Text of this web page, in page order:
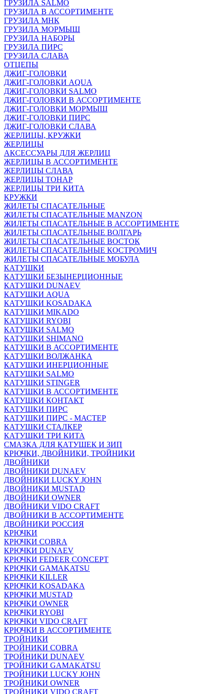
ГРУЗИЛА SALMO
ГРУЗИЛА В АССОРТИМЕНТЕ
ГРУЗИЛА МНК
ГРУЗИЛА МОРМЫШ
ГРУЗИЛА НАБОРЫ
ГРУЗИЛА ПИРС
ГРУЗИЛА СЛАВА
ОТЦЕПЫ
ДЖИГ-ГОЛОВКИ
ДЖИГ-ГОЛОВКИ AQUA
ДЖИГ-ГОЛОВКИ SALMO
ДЖИГ-ГОЛОВКИ В АССОРТИМЕНТЕ
ДЖИГ-ГОЛОВКИ МОРМЫШ
ДЖИГ-ГОЛОВКИ ПИРС
ДЖИГ-ГОЛОВКИ СЛАВА
ЖЕРЛИЦЫ, КРУЖКИ
ЖЕРЛИЦЫ
АКСЕССУАРЫ ДЛЯ ЖЕРЛИЦ
ЖЕРЛИЦЫ В АССОРТИМЕНТЕ
ЖЕРЛИЦЫ СЛАВА
ЖЕРЛИЦЫ ТОНАР
ЖЕРЛИЦЫ ТРИ КИТА
КРУЖКИ
ЖИЛЕТЫ СПАСАТЕЛЬНЫЕ
ЖИЛЕТЫ СПАСАТЕЛЬНЫЕ MANZON
ЖИЛЕТЫ СПАСАТЕЛЬНЫЕ В АССОРТИМЕНТЕ
ЖИЛЕТЫ СПАСАТЕЛЬНЫЕ ВОЛГАРЬ
ЖИЛЕТЫ СПАСАТЕЛЬНЫЕ ВОСТОК
ЖИЛЕТЫ СПАСАТЕЛЬНЫЕ КОСТРОМИЧ
ЖИЛЕТЫ СПАСАТЕЛЬНЫЕ МОБУЛА
КАТУШКИ
КАТУШКИ БЕЗЫНЕРЦИОННЫЕ
КАТУШКИ DUNAEV
КАТУШКИ AQUA
КАТУШКИ KOSADAKA
КАТУШКИ MIKADO
КАТУШКИ RYOBI
КАТУШКИ SALMO
КАТУШКИ SHIMANO
КАТУШКИ В АССОРТИМЕНТЕ
КАТУШКИ ВОЛЖАНКА
КАТУШКИ ИНЕРЦИОННЫЕ
КАТУШКИ SALMO
КАТУШКИ STINGER
КАТУШКИ В АССОРТИМЕНТЕ
КАТУШКИ КОНТАКТ
КАТУШКИ ПИРС
КАТУШКИ ПИРС - МАСТЕР
КАТУШКИ СТАЛКЕР
КАТУШКИ ТРИ КИТА
СМАЗКА ДЛЯ КАТУШЕК И ЗИП
КРЮЧКИ, ДВОЙНИКИ, ТРОЙНИКИ
ДВОЙНИКИ
ДВОЙНИКИ DUNAEV
ДВОЙНИКИ LUCKY JOHN
ДВОЙНИКИ MUSTAD
ДВОЙНИКИ OWNER
ДВОЙНИКИ VIDO CRAFT
ДВОЙНИКИ В АССОРТИМЕНТЕ
ДВОЙНИКИ РОССИЯ
КРЮЧКИ
КРЮЧКИ COBRA
КРЮЧКИ DUNAEV
КРЮЧКИ FEDEER CONCEPT
КРЮЧКИ GAMAKATSU
КРЮЧКИ KILLER
КРЮЧКИ KOSADAKA
КРЮЧКИ MUSTAD
КРЮЧКИ OWNER
КРЮЧКИ RYOBI
КРЮЧКИ VIDO CRAFT
КРЮЧКИ В АССОРТИМЕНТЕ
ТРОЙНИКИ
ТРОЙНИКИ COBRA
ТРОЙНИКИ DUNAEV
ТРОЙНИКИ GAMAKATSU
ТРОЙНИКИ LUCKY JOHN
ТРОЙНИКИ OWNER
ТРОЙНИКИ VIDO CRAFT